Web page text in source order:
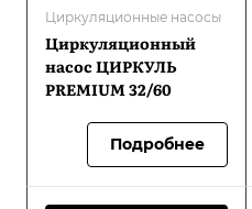
Циркуляционные насосы
Циркуляционный
насос ЦИРКУЛЬ
PREMIUM 32/60
Подробнее